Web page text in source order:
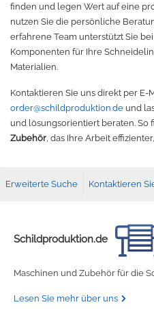
finden und legen Wert auf eine
nutzen Sie die persönliche
erfahrene Team unterstützt Sie
Komponenten für Ihre
Materialien.
Kontaktieren Sie uns direkt per E-
order@schildproduktion.de und
und lösungsorientiert beraten. So
Zubehör, das Ihre Arbeit
Erweiterte Suche Kontaktieren
Schildproduktion.de
Maschinen und Zubehör für die
Lesen Sie mehr über uns